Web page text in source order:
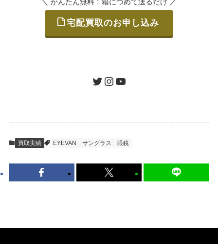
ご発送
査定結果のご承認 / 入金
到着即日に査定いたします。買取金額にご納
得いただければ、最短即日の入金が可能で
かんたん無料！箱につめて送るだけ
宅配買取のお申し込み
ツイッターインスタグラムユーチューブ
買取実績 EYEVAN サングラス 眼鏡